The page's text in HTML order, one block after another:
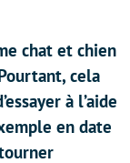
chat et chien
cela
à l’aide
en date